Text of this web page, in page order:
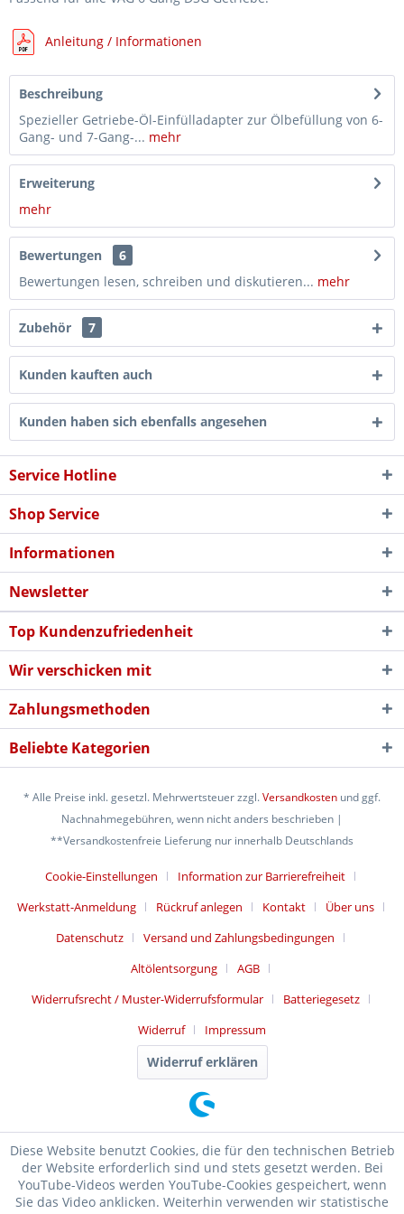
Anleitung / Informationen
Beschreibung
Spezieller Getriebe-Öl-Einfülladapter zur Ölbefüllung von 6-
Gang- und 7-Gang-... mehr
Erweiterung
mehr
Bewertungen
6
Bewertungen lesen, schreiben und diskutieren... mehr
Zubehör 7
Kunden kauften auch
Kunden haben sich ebenfalls angesehen
Service Hotline
Shop Service
Informationen
Newsletter
Top Kundenzufriedenheit
Wir verschicken mit
Zahlungsmethoden
Beliebte Kategorien
* Alle Preise inkl. gesetzl. Mehrwertsteuer zzgl.Versandkosten und ggf.
Nachnahmegebühren, wenn nicht anders beschrieben |
**Versandkostenfreie Lieferung nur innerhalb Deutschlands
Cookie-Einstellungen
Information zur Barrierefreiheit
Werkstatt-Anmeldung
Rückruf anlegen Kontakt
Über uns
Datenschutz
Versand und Zahlungsbedingungen
Altölentsorgung
AGB
Widerrufsrecht / Muster-Widerrufsformular
Batteriegesetz
Widerruf
Impressum
Widerruf erklären
Diese Website benutzt Cookies, die für den technischen Betrieb
der Website erforderlich sind und stets gesetzt werden. Bei
YouTube-Videos werden YouTube-Cookies gespeichert, wenn
Sie das Video anklicken. Weiterhin verwenden wir statistische